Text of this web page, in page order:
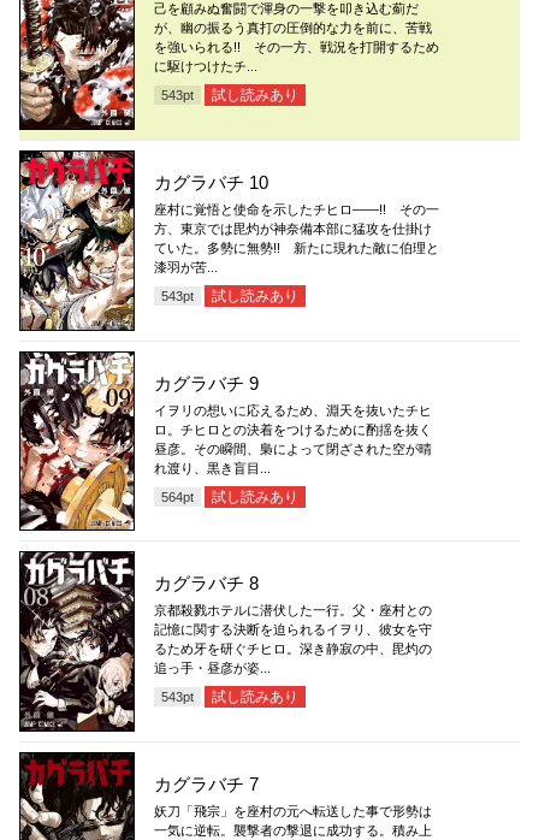
己を顧みぬ奮闘で渾身の一撃を叩き込む薊だ
が、幽の振るう真打の圧倒的な力を前に、苦戦
を強いられる!! その一方、戦況を打開するため
に駆けつけたチ...
543pt 試し読みあり
カグラバチ 10
座村に覚悟と使命を示したチヒロ――!! その一
方、東京では毘灼が神奈備本部に猛攻を仕掛け
ていた。多勢に無勢!! 新たに現れた敵に伯理と
漆羽が苦...
543pt 試し読みあり
カグラバチ 9
イヲリの想いに応えるため、淵天を抜いたチヒ
ロ。チヒロとの決着をつけるために酌揺を抜く
昼彦。その瞬間、梟によって閉ざされた空が晴
れ渡り、黒き盲目...
564pt 試し読みあり
カグラバチ 8
京都殺戮ホテルに潜伏した一行。父・座村との
記憶に関する決断を迫られるイヲリ、彼女を守
るため牙を研ぐチヒロ。深き静寂の中、毘灼の
追っ手・昼彦が姿...
543pt 試し読みあり
カグラバチ 7
妖刀「飛宗」を座村の元へ転送した事で形勢は
一気に逆転。襲撃者の撃退に成功する。積み上